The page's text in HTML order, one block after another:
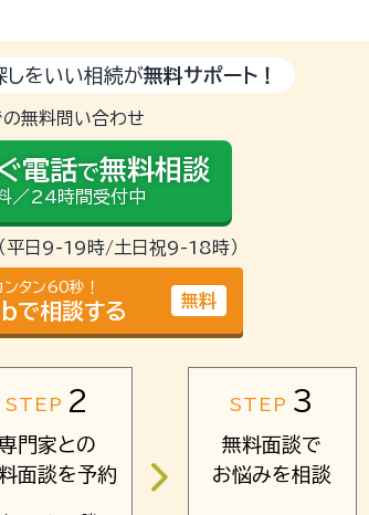
しをいい相続が無料サポート！
無料問い合わせ
電話で無料相談
／24時間受付中
（平日9-19時/土日祝9-18時）
ンタン60秒！
で相談する 無料
STEP 2
門家との
面談を予約
STEP 3
無料面談で
お悩みを相談